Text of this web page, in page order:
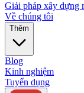
Giải pháp xây dựng
Về chúng tôi
Thêm
Blog
Kinh nghiệm
Tuyển dụng